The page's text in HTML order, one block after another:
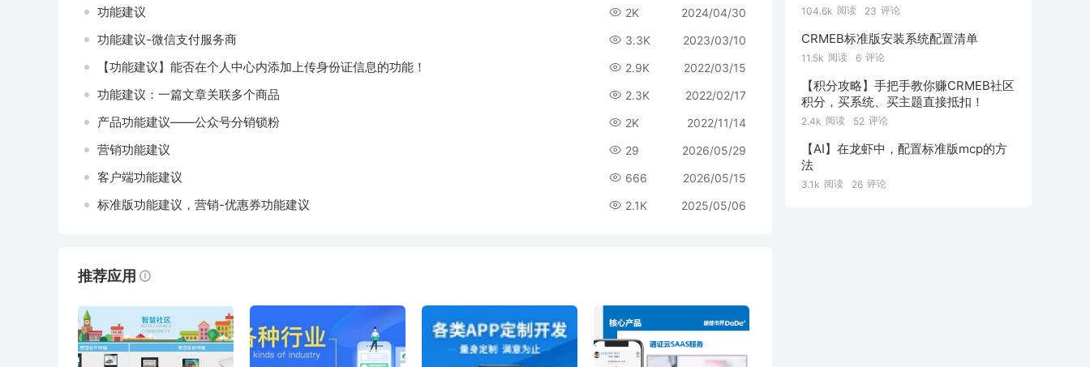
功能建议 2K 2024/04/30
功能建议-微信支付服务商 3.3K 2023/03/10
【功能建议】能否在个人中心内添加上传身份证信息的功能！ 2.9K 2022/03/15
功能建议：一篇文章关联多个商品 2.3K 2022/02/17
产品功能建议——公众号分销锁粉 2K 2022/11/14
营销功能建议 29 2026/05/29
客户端功能建议 666 2026/05/15
标准版功能建议，营销-优惠券功能建议 2.1K 2025/05/06
推荐应用
104.6k 阅读 23 评论
CRMEB标准版安装系统配置清单
11.5k 阅读 6 评论
【积分攻略】手把手教你赚CRMEB社区
积分，买系统、买主题直接抵扣！
2.4k 阅读 52 评论
【AI】在龙虾中，配置标准版mcp的方
法
3.1k 阅读 26 评论